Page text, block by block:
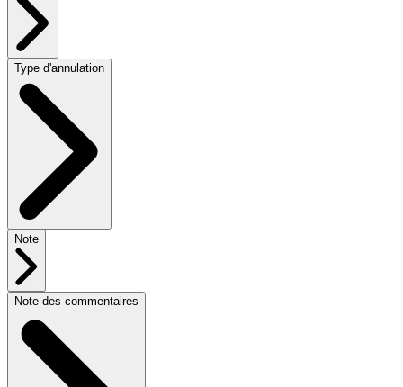
Type d'annulation
Note
Note des commentaires